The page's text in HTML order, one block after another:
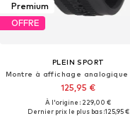
Premium
OFFRE
PLEIN SPORT
125,95 €
À l'origine : 229,00 €
Dernier prix le plus bas :125,95 €